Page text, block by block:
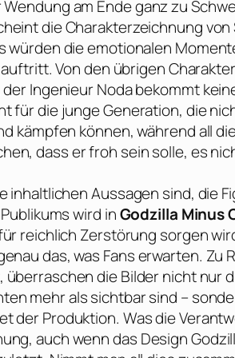
am Ende ganz zu
die Charakterzeichnung
würden die emotionalen
Von den übrigen
der Ingenieur Noda bekommt
für die junge Generation, die
kämpfen können, während all
dass er froh sein solle, es
inhaltlichen Aussagen sind, die
wird inGodzilla Minus
reichlich Zerstörung sorgen
das, was Fans erwarten. Zu
die Bilder nicht nur
mehr als sichtbar sind –
der Produktion. Was die
auch wenn das Design